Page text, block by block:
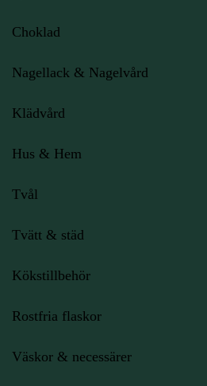
Choklad
Nagellack & Nagelvård
Klädvård
Hus & Hem
Tvål
Tvätt & städ
Kökstillbehör
Rostfria flaskor
Väskor & necessärer